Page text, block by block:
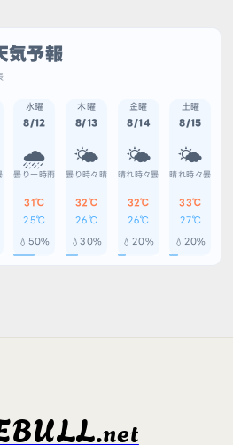
気予報
水曜
8/12
🌧️
曇り一時雨
31℃
25℃
💧50%
木曜
8/13
🌤️
曇り時々晴
32℃
26℃
💧30%
金曜
8/14
🌤️
晴れ時々曇
32℃
26℃
💧20%
土曜
8/15
🌤️
晴れ時々曇
33℃
27℃
💧20%
.net